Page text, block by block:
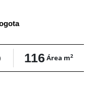
116 Área m2